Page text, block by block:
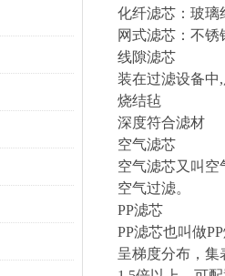
化纤滤芯：玻璃
网式滤芯：不锈
线隙滤芯
装在过滤设备中
烧结毡
深度符合滤材
空气滤芯
空气滤芯又叫
空气过滤。
PP滤芯
PP滤芯也叫做
呈梯度分布，集